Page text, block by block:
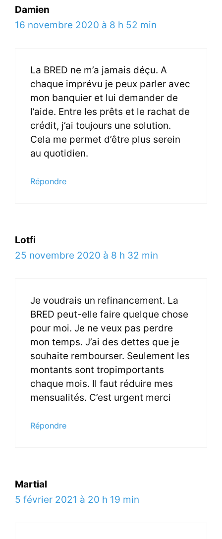
Damien
16 novembre 2020 à 8 h 52 min
La BRED ne m’a jamais déçu. A
chaque imprévu je peux parler avec
mon banquier et lui demander de
l’aide. Entre les prêts et le rachat de
crédit, j’ai toujours une solution.
Cela me permet d’être plus serein
au quotidien.
Répondre
Lotfi
25 novembre 2020 à 8 h 32 min
Je voudrais un refinancement. La
BRED peut-elle faire quelque chose
pour moi. Je ne veux pas perdre
mon temps. J’ai des dettes que je
souhaite rembourser. Seulement les
montants sont tropimportants
chaque mois. Il faut réduire mes
mensualités. C’est urgent merci
Répondre
Martial
5 février 2021 à 20 h 19 min